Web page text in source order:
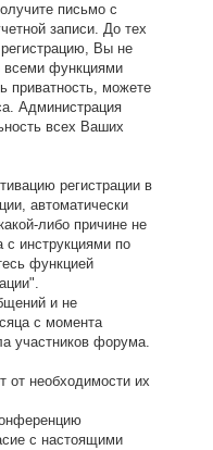
письмо с
записи. До тех
Вы не
всеми функциями
приватность, можете
Администрация
всех Ваших
регистрации в
автоматически
либо причине не
с инструкциями по
функцией
и не
с момента
участников форума.
от необходимости их
с настоящими